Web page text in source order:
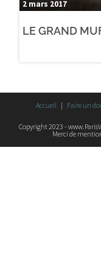
2 mars 2017
LE GRAND
Accueil Faire un
Copyright 2023 -
Merci de